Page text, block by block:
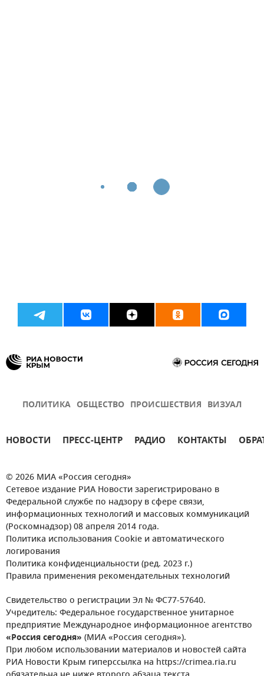
ПОЛИТИКА ОБЩЕСТВО ПРОИСШЕСТВИЯ ВИЗУАЛ
НОВОСТИ ПРЕСС-ЦЕНТР РАДИО КОНТАКТЫ
© 2026 МИА «Россия сегодня»
Сетевое издание РИА Новости зарегистрировано в
Федеральной службе по надзору в сфере связи,
информационных технологий и массовых коммуникаций
(Роскомнадзор) 08 апреля 2014 года.
Политика использования Cookie и автоматического
логирования
Политика конфиденциальности (ред. 2023 г.)
Правила применения рекомендательных технологий
Свидетельство о регистрации Эл № ФС77-57640.
Учредитель: Федеральное государственное унитарное
предприятие Международное информационное агентство
«Россия сегодня» (МИА «Россия сегодня»).
При любом использовании материалов и новостей сайта
РИА Новости Крым гиперссылка на https://crimea.ria.ru